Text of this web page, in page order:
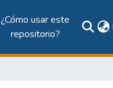
¿Cómo usar este
repositorio?